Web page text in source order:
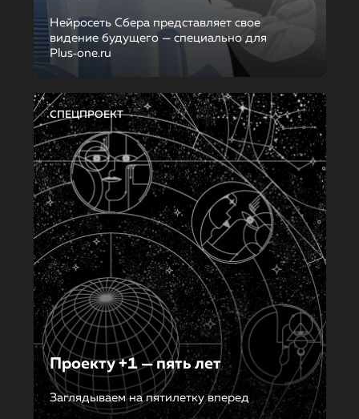
Нейросеть Сбера представляет свое
видение будущего — специально для
Plus‑one.ru
СПЕЦПРОЕКТ
Проекту +1 — пять лет
Заглядываем на пятилетку вперед